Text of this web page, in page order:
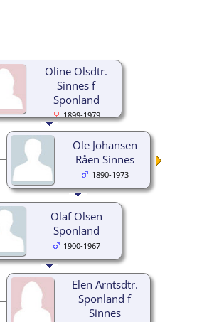
Oline Olsdtr.
Sinnes f
Sponland
1899-1979
Ole Johansen
Råen Sinnes
1890-1973
Olaf Olsen
Sponland
1900-1967
Elen Arntsdtr.
Sponland f
Sinnes